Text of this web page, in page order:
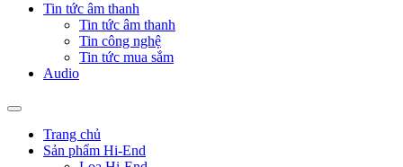
Tin tức âm thanh
Tin tức âm thanh
Tin công nghệ
Tin tức mua sắm
Audio
Trang chủ
Sản phẩm Hi-End